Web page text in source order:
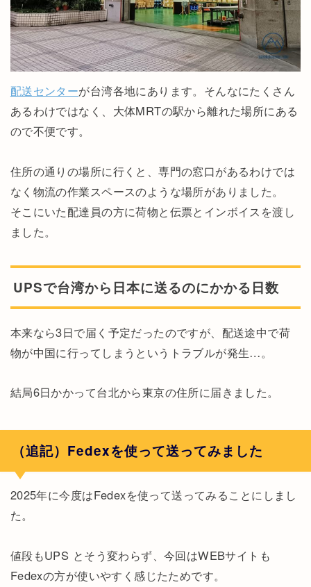
配送センターが台湾各地にあります。そんなにたくさん
あるわけではなく、大体MRTの駅から離れた場所にある
ので不便です。
住所の通りの場所に行くと、専門の窓口があるわけでは
なく物流の作業スペースのような場所がありました。
そこにいた配達員の方に荷物と伝票とインボイスを渡し
ました。
UPSで台湾から日本に送るのにかかる日数
本来なら3日で届く予定だったのですが、配送途中で荷
物が中国に行ってしまうというトラブルが発生…。
結局6日かかって台北から東京の住所に届きました。
（追記）Fedexを使って送ってみました
2025年に今度はFedexを使って送ってみることにしまし
た。
値段もUPS とそう変わらず、今回はWEBサイトも
Fedexの方が使いやすく感じたためです。